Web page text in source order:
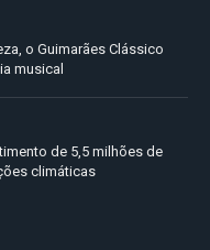
o Guimarães Clássico
musical
de 5,5 milhões de
climáticas